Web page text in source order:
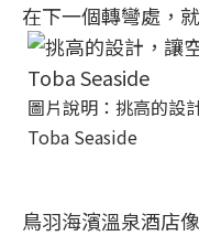
在下一個轉彎處，
圖片說明：挑高的設
Toba Seaside
鳥羽海濱溫泉酒店